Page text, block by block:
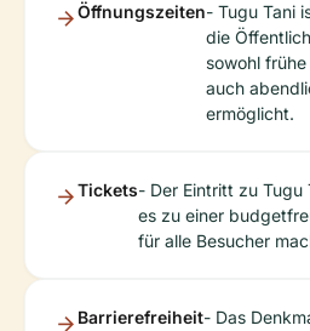
Öffnungszeiten- Tugu Tani
die
sowohl
auch
ermöglicht.
Tickets- Der Eintritt zu Tugu
es zu einer
für alle Besucher
Barrierefreiheit- Das